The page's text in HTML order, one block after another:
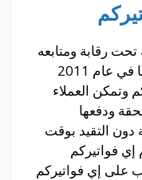
رقابة ومتابعه
البنك المركزي الأردني بدأ تطبيقها في عام 2011
وتمكن العملاء
ودفعها
دون التقيد بوقت
فواتيركم
إي فواتيركم